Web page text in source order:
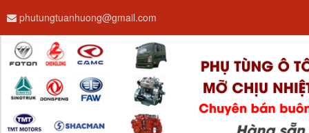
phutungtuanhuong@gmail.com
Dây ga CAMC H08 dài
2.68m